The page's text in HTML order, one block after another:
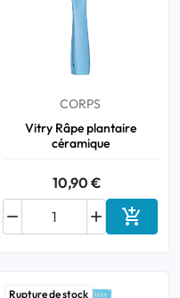
CORPS
Vitry Râpe plantaire
céramique
10,90 €

 
Rupture de stock